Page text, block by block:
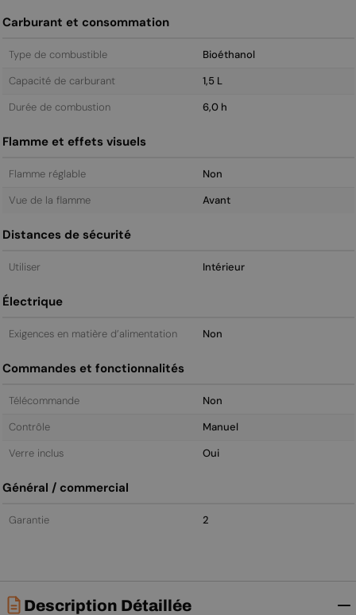
Carburant et consommation
Type de combustible
Bioéthanol
Capacité de carburant
1,5 L
Durée de combustion
6,0 h
Flamme et effets visuels
Flamme réglable
Non
Vue de la flamme
Avant
Distances de sécurité
Utiliser Intérieur
Électrique
Exigences en matière d’alimentation Non
Commandes et fonctionnalités
Télécommande
Non
Contrôle
Manuel
Verre inclus
Oui
Général / commercial
Garantie 2
Description Détaillée